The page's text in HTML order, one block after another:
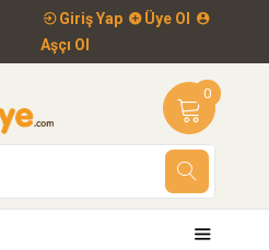
Giriş Yap
Üye Ol
Aşçı Ol
0